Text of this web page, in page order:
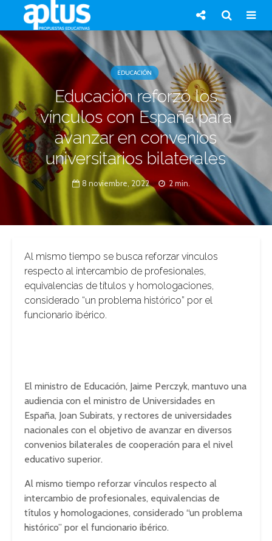
EDUCACIÓN
Educación reforzó los
vínculos con España para
avanzar en convenios
universitarios bilaterales
8 noviembre, 2022 2 min.
Al mismo tiempo se busca reforzar vínculos
respecto al intercambio de profesionales,
equivalencias de títulos y homologaciones,
considerado “un problema histórico” por el
funcionario ibérico.
El ministro de Educación, Jaime Perczyk, mantuvo una
audiencia con el ministro de Universidades en
España, Joan Subirats, y rectores de universidades
nacionales con el objetivo de avanzar en diversos
convenios bilaterales de cooperación para el nivel
educativo superior.
Al mismo tiempo reforzar vínculos respecto al
intercambio de profesionales, equivalencias de
títulos y homologaciones, considerado “un problema
histórico” por el funcionario ibérico.